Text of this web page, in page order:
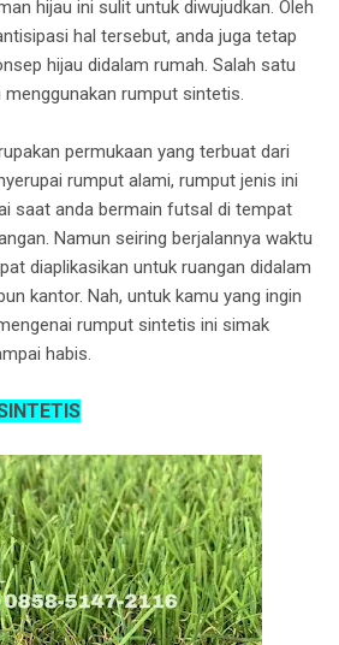
hijau ini sulit untuk diwujudkan. Oleh
hal tersebut, anda juga tetap
hijau didalam rumah. Salah satu
menggunakan rumput sintetis.
permukaan yang terbuat dari
rumput alami, rumput jenis ini
saat anda bermain futsal di tempat
Namun seiring berjalannya waktu
diaplikasikan untuk ruangan didalam
kantor. Nah, untuk kamu yang ingin
rumput sintetis ini simak
habis.